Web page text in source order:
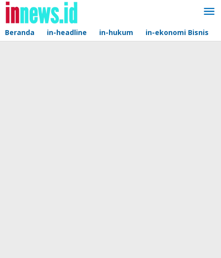
Lewati
konten
Beranda in-headline in-hukum in-ekonomi Bisnis